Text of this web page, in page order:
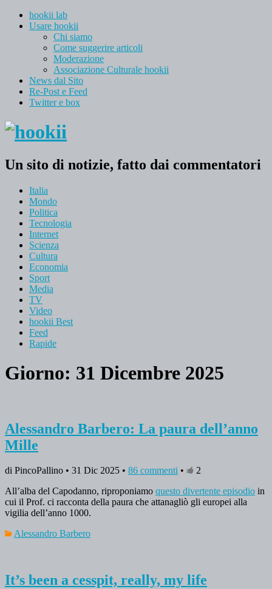
hookii lab
Usare hookii
Chi siamo
Come suggerire articoli
Moderazione
Associazione Culturale hookii
News dal Sito
Re-Post e Feed
Twitter e box
Un sito di notizie, fatto dai commentatori
Italia
Mondo
Politica
Tecnologia
Internet
Scienza
Cultura
Economia
Sport
Media
TV
Video
hookii Best
Feed
Rapide
Giorno: 31 Dicembre 2025
Alessandro Barbero: La paura dell’anno
Mille
di PincoPallino • 31 Dic 2025 • 86 commenti •
2
All’alba del Capodanno, riproponiamo questo divertente episodio in
cui il Prof. ci racconta della paura che attanagliò gli europei alla
vigilia dell’anno 1000.
Alessandro Barbero
It’s been a cesspit, really, my life